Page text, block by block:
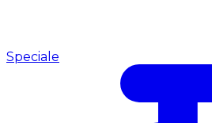
Speciale